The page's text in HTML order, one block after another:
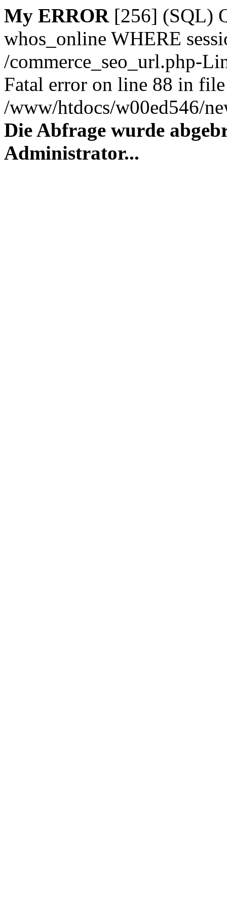
My ERROR[256] (SQL)
whos_online WHERE
/commerce_seo_url.php-
Fatal error on line 88 in file
/www/htdocs/w00ed546/
Die Abfrage wurde
Administrator...